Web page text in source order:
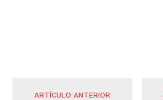
ARTÍCULO ANTERIOR